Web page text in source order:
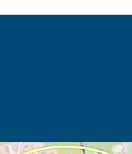
Tab (Karte)